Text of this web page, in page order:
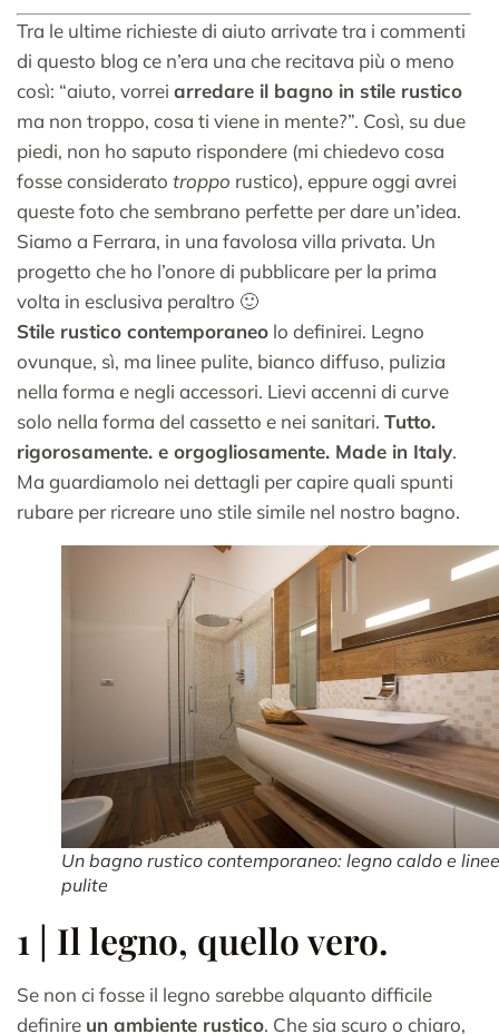
Tra le ultime richieste di aiuto arrivate tra i commenti
di questo blog ce n’era una che recitava più o meno
così: “aiuto, vorrei arredare il bagno in stile rustico
ma non troppo, cosa ti viene in mente?”. Così, su due
piedi, non ho saputo rispondere (mi chiedevo cosa
fosse considerato troppo rustico), eppure oggi avrei
queste foto che sembrano perfette per dare un’idea.
Siamo a Ferrara, in una favolosa villa privata. Un
progetto che ho l’onore di pubblicare per la prima
volta in esclusiva peraltro 🙂
Stile rustico contemporaneo lo definirei. Legno
ovunque, sì, ma linee pulite, bianco diffuso, pulizia
nella forma e negli accessori. Lievi accenni di curve
solo nella forma del cassetto e nei sanitari. Tutto.
rigorosamente. e orgogliosamente. Made in Italy.
Ma guardiamolo nei dettagli per capire quali spunti
rubare per ricreare uno stile simile nel nostro bagno.
Un bagno rustico contemporaneo: legno caldo e linee
pulite
1 | Il legno, quello vero.
Se non ci fosse il legno sarebbe alquanto difficile
definire un ambiente rustico. Che sia scuro o chiaro,